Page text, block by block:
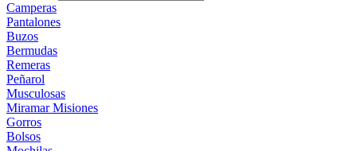
Camperas
Pantalones
Buzos
Bermudas
Remeras
Peñarol
Musculosas
Miramar Misiones
Gorros
Bolsos